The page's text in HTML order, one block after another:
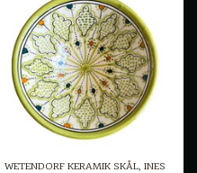
WETENDORF KERAMIK SKÅL, INES